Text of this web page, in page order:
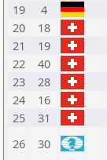
19
4
20
18
21
19
22
40
23
28
24
16
25
31
26
30